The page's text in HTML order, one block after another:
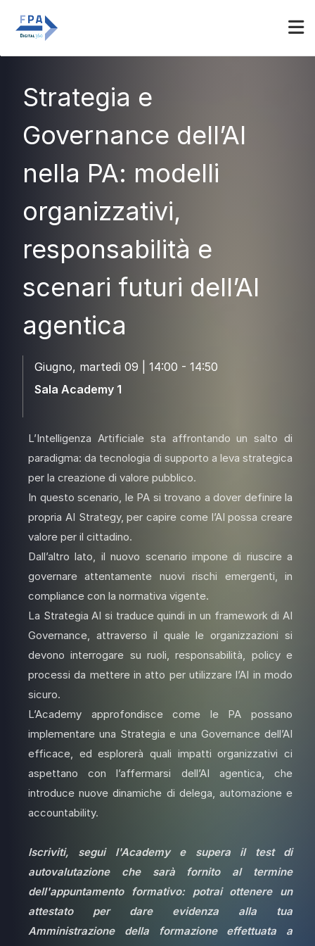
Accedi
Strategia e
Governance dell’AI
nella PA: modelli
organizzativi,
responsabilità e
scenari futuri dell’AI
agentica
Giugno, martedì 09 | 14:00 - 14:50
Sala Academy 1
L’Intelligenza Artificiale sta affrontando un salto di
paradigma: da tecnologia di supporto a leva strategica
per la creazione di valore pubblico.
In questo scenario, le PA si trovano a dover definire la
propria AI Strategy, per capire come l’AI possa creare
valore per il cittadino.
Dall’altro lato, il nuovo scenario impone di riuscire a
governare attentamente nuovi rischi emergenti, in
compliance con la normativa vigente.
La Strategia AI si traduce quindi in un framework di AI
Governance, attraverso il quale le organizzazioni si
devono interrogare su ruoli, responsabilità, policy e
processi da mettere in atto per utilizzare l’AI in modo
sicuro.
L’Academy approfondisce come le PA possano
implementare una Strategia e una Governance dell’AI
efficace, ed esplorerà quali impatti organizzativi ci
aspettano con l’affermarsi dell’AI agentica, che
introduce nuove dinamiche di delega, automazione e
accountability.
Iscriviti, segui l'Academy e supera il test di
autovalutazione che sarà fornito al termine
dell'appuntamento formativo: potrai ottenere un
attestato per dare evidenza alla tua
Amministrazione della formazione effettuata a